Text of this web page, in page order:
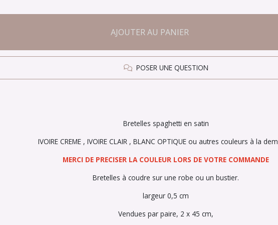
AJOUTER AU PANIER
POSER UNE QUESTION
Bretelles spaghetti en satin
IVOIRE CREME , IVOIRE CLAIR , BLANC OPTIQUE ou autres couleurs à la
MERCI DE PRECISER LA COULEUR LORS DE VOTRE COMMANDE
Bretelles à coudre sur une robe ou un bustier.
largeur 0,5 cm
Vendues par paire, 2 x 45 cm,